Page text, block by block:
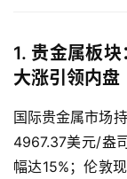
1. 贵金属板
大涨引领内盘
国际贵金属市场
4967.37美元/盎
幅达15%；伦敦